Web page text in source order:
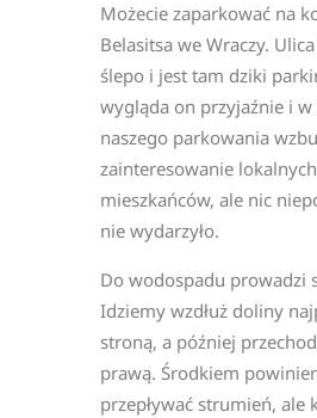
Możecie zaparkować na
Belasitsa we Wraczy.
ślepo i jest tam dziki
wygląda on przyjaźnie i w
naszego parkowania
zainteresowanie lokalnych
mieszkańców, ale nic
nie wydarzyło.
Do wodospadu prowadzi
Idziemy wzdłuż doliny
stroną, a później
prawą. Środkiem
przepływać strumień, ale